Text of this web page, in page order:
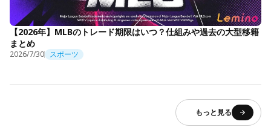
【2026年】MLBのトレード期限はいつ？仕組みや過去の大型移籍
まとめ
2026/7/30 スポーツ
もっと見る